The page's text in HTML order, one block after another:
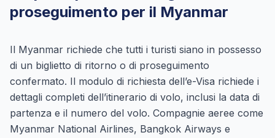
proseguimento per il Myanmar
Il Myanmar richiede che tutti i turisti siano in possesso
di un biglietto di ritorno o di proseguimento
confermato. Il modulo di richiesta dell’e-Visa richiede i
dettagli completi dell’itinerario di volo, inclusi la data di
partenza e il numero del volo. Compagnie aeree come
Myanmar National Airlines, Bangkok Airways e